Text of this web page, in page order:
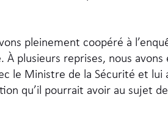
pleinement coopéré à
plusieurs reprises, nous avons
le Ministre de la Sécurité et lui
qu’il pourrait avoir au sujet